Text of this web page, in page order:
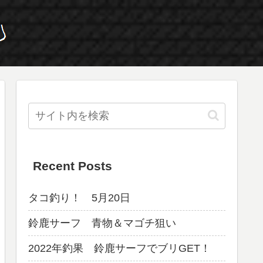
Recent Posts
タコ釣り！ 5月20日
鈴鹿サーフ 青物＆マゴチ狙い
2022年釣果 鈴鹿サーフでブリGET！